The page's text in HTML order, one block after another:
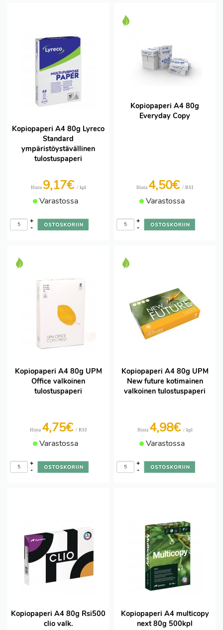
Kopiopaperi A4 80g Lyreco
Standard
ympäristöystävällinen
tulostuspaperi
Hinta 9,17€ / kpl
Varastossa
-
+
Kopiopaperi A4 80g
Everyday Copy
Hinta 4,50€ / RSI
Varastossa
-
+
Kopiopaperi A4 80g UPM
Office valkoinen
tulostuspaperi
Hinta 4,75€ / RSI
Varastossa
-
+
Kopiopaperi A4 80g UPM
New future kotimainen
valkoinen tulostuspaperi
Hinta 4,98€ / kpl
Varastossa
-
+
Kopiopaperi A4 80g Rsi500
clio valk.
Kopiopaperi A4 multicopy
next 80g 500kpl